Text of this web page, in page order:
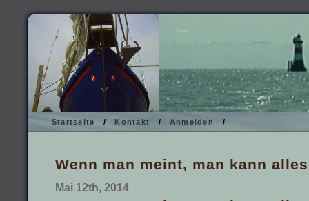
Startseite / Kontakt / Anmelden /
Wenn man meint, man kann
Mai 12th, 2014